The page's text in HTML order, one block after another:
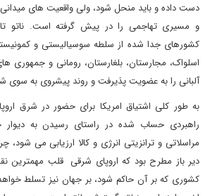
دست داده و باید منحل شود، ولی واقعیت های میدانی
کشورهای جدا شده از سلطه سوسیالیستی و
اسلواک، مجارستان، بلغارستان، رومانی و جمهوری
آلبانی را به عضویت پذیرفت و روند پیشروی به سوی
به طور کلی اشتیاق امریکا برای حضور در شرق
راهبردی حساب شده در راستای رسیدن به
مراسلاتی و ترانزیتی انرژی و کالا ارزیابی می
دیر باز مطرح بود که اروپای شرقی قلب
کشوری که بر آن حاکم شود، بر جهان نیز تسلط